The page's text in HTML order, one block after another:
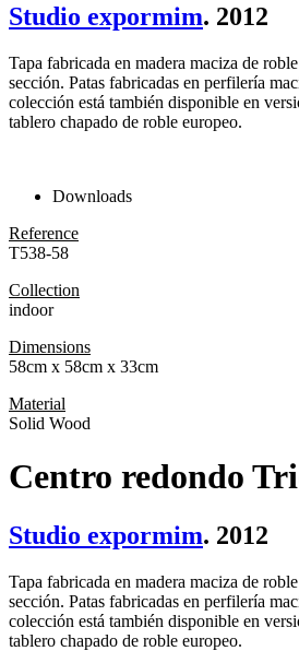
Studio expormim. 2012
Tapa fabricada en madera maciza de
sección. Patas fabricadas en perfilería
colección está también disponible en
tablero chapado de roble europeo.
Downloads
Reference
T538-58
Collection
indoor
Dimensions
58cm x 58cm x 33cm
Material
Solid Wood
Centro redondo
Studio expormim. 2012
Tapa fabricada en madera maciza de
sección. Patas fabricadas en perfilería
colección está también disponible en
tablero chapado de roble europeo.